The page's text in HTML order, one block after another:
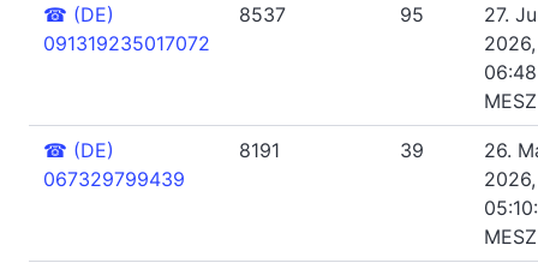
☎ (DE)
091319235017072
8537 95
27.
2026,
MESZ
☎ (DE)
067329799439
8191 39
26.
2026,
MESZ